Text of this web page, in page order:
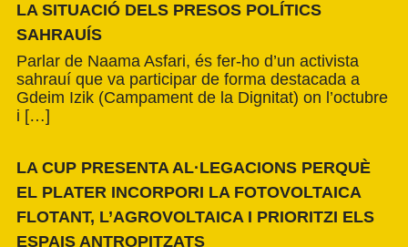
LA SITUACIÓ DELS PRESOS POLÍTICS
SAHRAUÍS
Parlar de Naama Asfari, és fer-ho d’un activista
sahrauí que va participar de forma destacada a
Gdeim Izik (Campament de la Dignitat) on l’octubre
i […]
LA CUP PRESENTA AL·LEGACIONS PERQUÈ
EL PLATER INCORPORI LA FOTOVOLTAICA
FLOTANT, L’AGROVOLTAICA I PRIORITZI ELS
ESPAIS ANTROPITZATS